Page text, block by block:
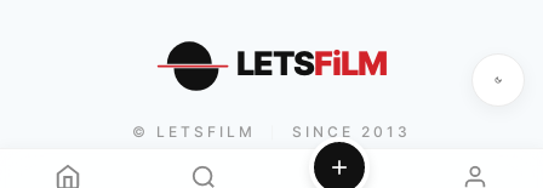
LETSFiLM
© LETSFILM SINCE 2013